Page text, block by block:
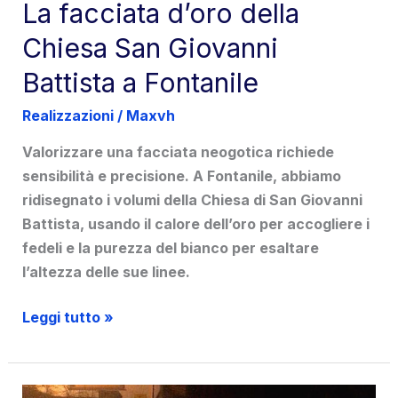
La facciata d’oro della
Chiesa San Giovanni
Battista a Fontanile
Realizzazioni/ Maxvh
Valorizzare una facciata neogotica richiede
sensibilità e precisione. A Fontanile, abbiamo
ridisegnato i volumi della Chiesa di San Giovanni
Battista, usando il calore dell’oro per accogliere i
fedeli e la purezza del bianco per esaltare
l’altezza delle sue linee.
La
d’oro
della
Leggi tutto »